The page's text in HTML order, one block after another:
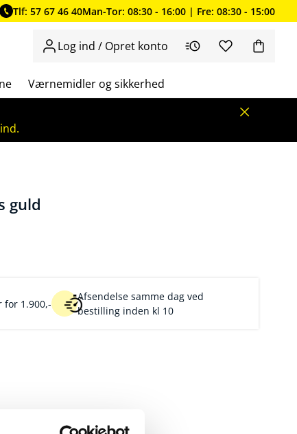
Tlf: 57 67 46 40Man-Tor: 08:30 - 16:00 | Fre: 08:30 - 15:00
Log ind / Opret konto
Værnemidler og sikkerhed
guld
1.900,-
Afsendelse samme dag ved
bestilling inden kl 10